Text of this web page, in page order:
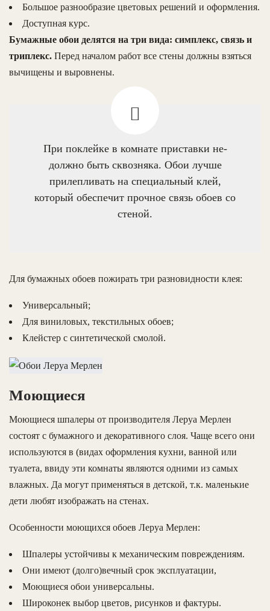
Большое разнообразие цветовых решений и оформления.
Доступная курс.
Бумажные обои делятся на три вида: симплекс, связь и
триплекс. Перед началом работ все стены должны взяться
вычищены и выровнены.
При поклейке в комнате приставки не-
должно быть сквозняка. Обои лучше
прилепливать на специальный клей,
который обеспечит прочное связь обоев со
стеной.
Для бумажных обоев пожирать три разновидности клея:
Универсальный;
Для виниловых, текстильных обоев;
Клейстер с синтетической смолой.
Моющиеся
Моющиеся шпалеры от производителя Леруа Мерлен
состоят с бумажного и декоративного слоя. Чаще всего они
используются в (видах оформления кухни, ванной или
туалета, ввиду эти комнаты являются одними из самых
влажных. Да могут применяться в детской, т.к. маленькие
дети любят изображать на стенах.
Особенности моющихся обоев Леруа Мерлен:
Шпалеры устойчивы к механическим повреждениям.
Они имеют (долго)вечный срок эксплуатации,
Моющиеся обои универсальны.
Широконек выбор цветов, рисунков и фактуры.